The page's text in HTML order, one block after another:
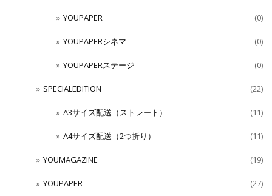
YOUPAPER (0)
YOUPAPERシネマ (0)
YOUPAPERステージ (0)
SPECIALEDITION (22)
A3サイズ配送（ストレート） (11)
A4サイズ配送（2つ折り） (11)
YOUMAGAZINE (19)
YOUPAPER (27)